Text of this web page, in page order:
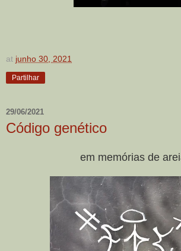
at junho 30, 2021
Partilhar
29/06/2021
Código genético
em memórias de